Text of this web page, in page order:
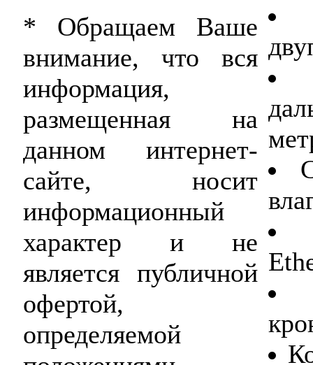
* Обращаем Ваше
внимание, что вся
информация,
размещенная на
данном интернет-
сайте, носит
информационный
характер и не
является публичной
офертой,
определяемой